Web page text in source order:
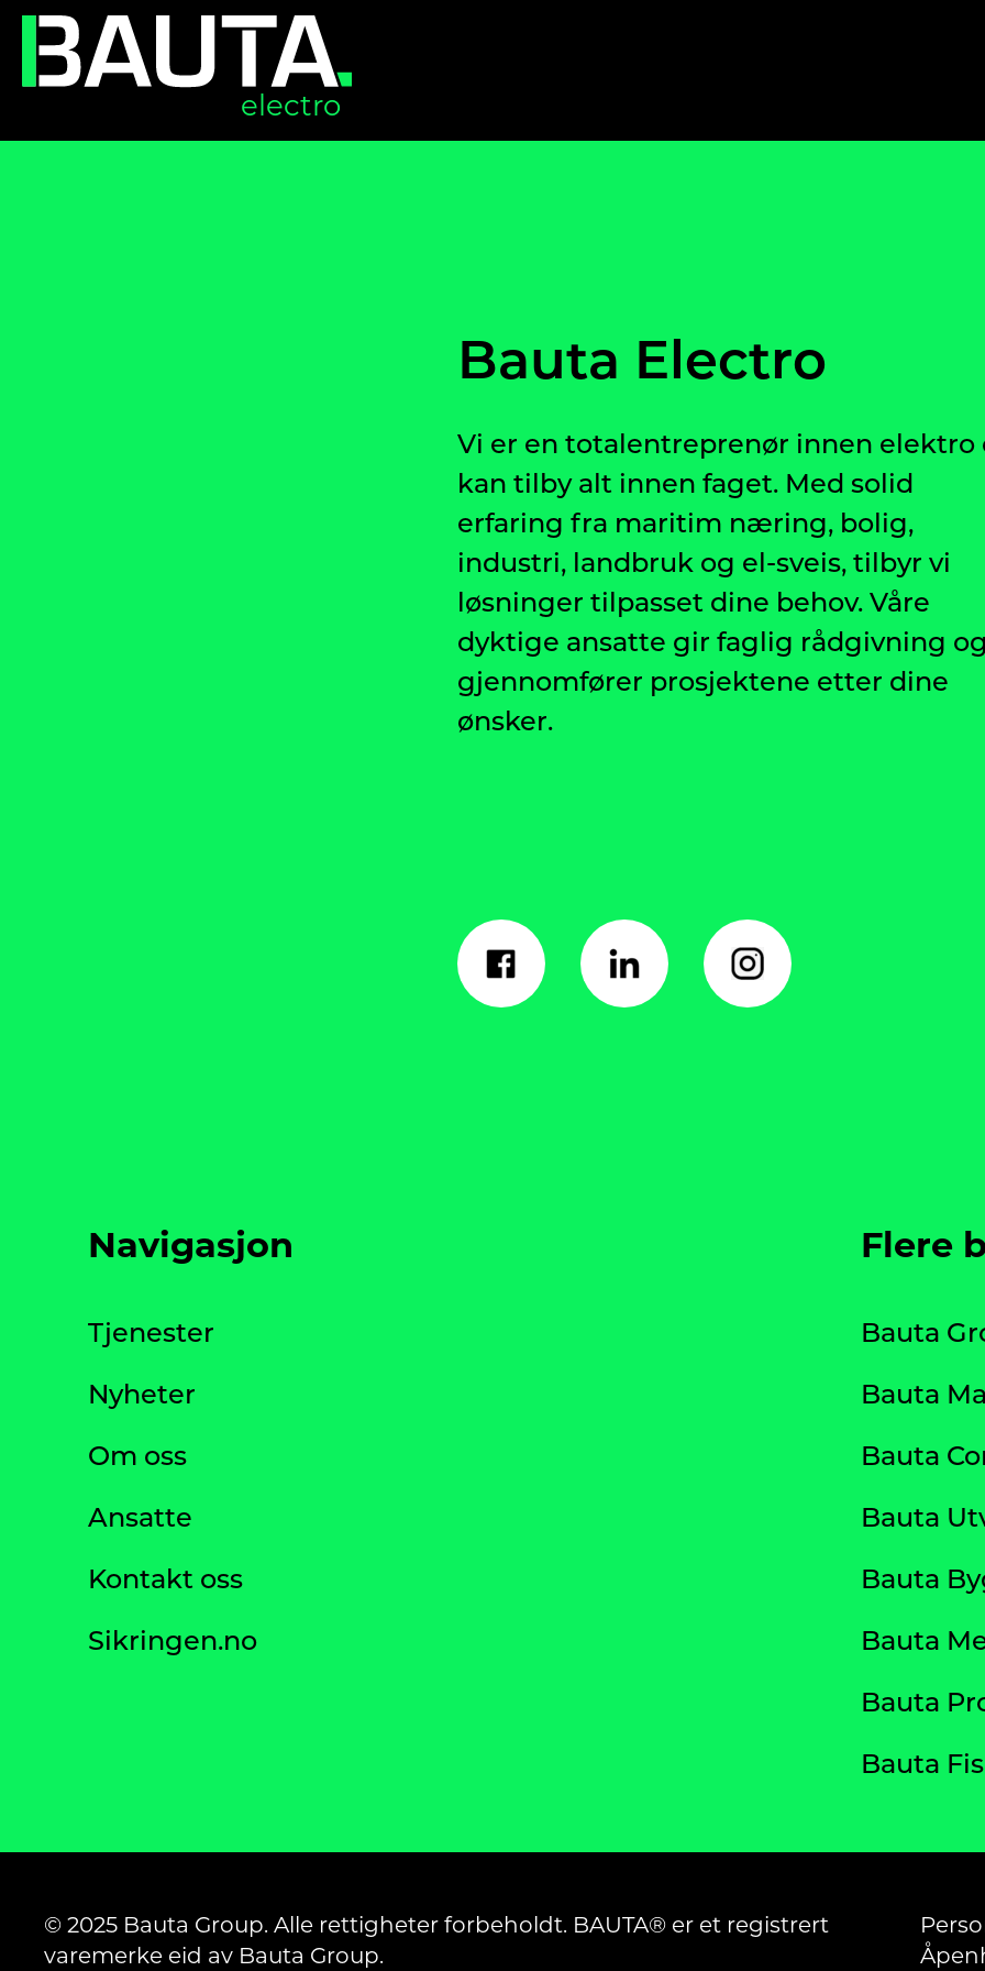
electro
Bauta Electro
Vi er en totalentreprenør innen elektro
kan tilby alt innen faget. Med solid
erfaring fra maritim næring, bolig,
industri, landbruk og el-sveis, tilbyr vi
løsninger tilpasset dine behov. Våre
dyktige ansatte gir faglig rådgivning
gjennomfører prosjektene etter dine
ønsker.
Navigasjon
Tjenester
Nyheter
Om oss
Ansatte
Kontakt oss
Sikringen.no
Flere
Bauta
Bauta
Bauta
Bauta
Bauta
Bauta
Bauta
Bauta
© 2025 Bauta Group. Alle rettigheter forbeholdt. BAUTA® er et registrert
varemerke eid av Bauta Group.